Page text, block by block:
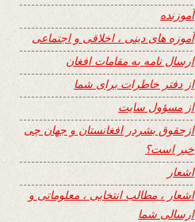
آموزنده
آموزه های دینی ، اخلاقی و اجتماعی
ارسال نامه به مقامات افغان
از دفتر خاطرات برای شما
از مسؤول سایت
ازحقوق بشردر افغانستان و جهان چی
خبر است؟
اشعار
اشعار ، مطالب انتخابی ، معلوماتی و
ارسالی شما